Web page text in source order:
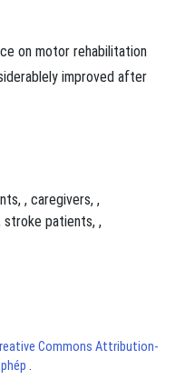
on motor rehabilitation
improved after
, caregivers ,
stroke patients ,
Commons Attribution-
.